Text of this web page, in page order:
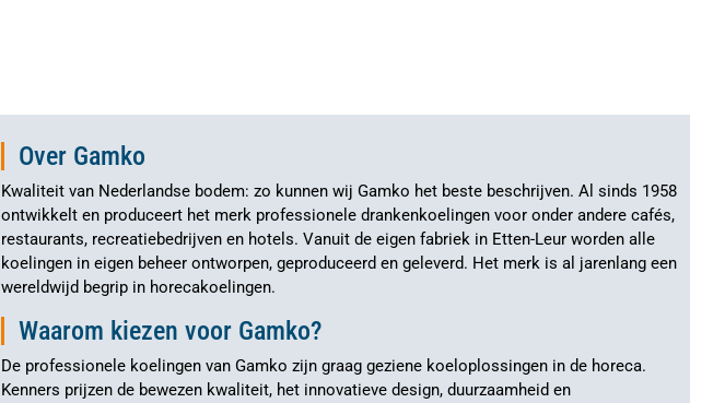
Over Gamko
Kwaliteit van Nederlandse bodem: zo kunnen wij Gamko het beste beschrijven. Al sinds 1958
ontwikkelt en produceert het merk professionele drankenkoelingen voor onder andere cafés,
restaurants, recreatiebedrijven en hotels. Vanuit de eigen fabriek in Etten-Leur worden alle
koelingen in eigen beheer ontworpen, geproduceerd en geleverd. Het merk is al jarenlang een
wereldwijd begrip in horecakoelingen.
Waarom kiezen voor Gamko?
De professionele koelingen van Gamko zijn graag geziene koeloplossingen in de horeca.
Kenners prijzen de bewezen kwaliteit, het innovatieve design, duurzaamheid en